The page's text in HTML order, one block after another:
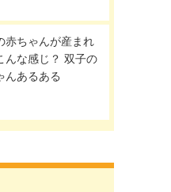
赤ちゃんが産まれ
んな感じ？ 双子の
んあるある